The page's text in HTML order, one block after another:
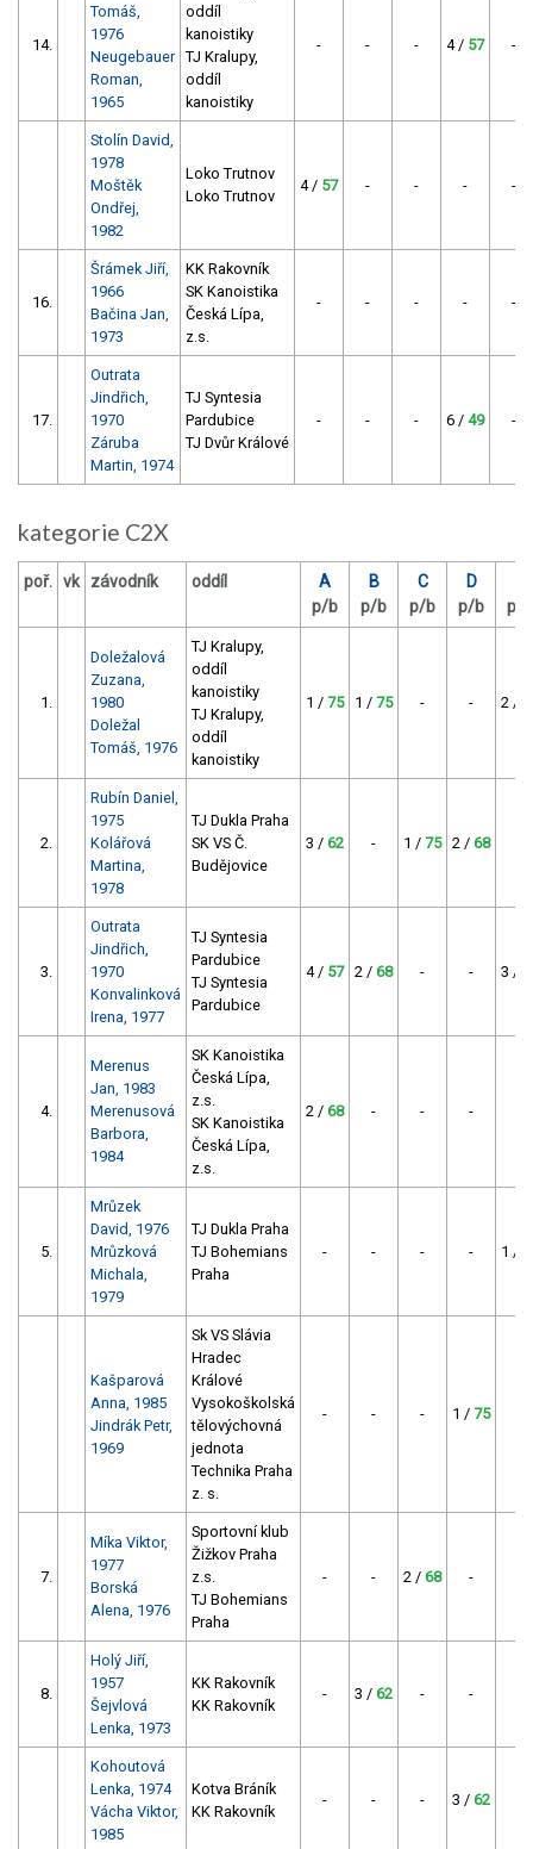
14.
Tomáš,
1976
Neugebauer
Roman,
1965
oddíl
kanoistiky
TJ Kralupy,
oddíl
kanoistiky
- - - 4 / 57 -
Stolín David,
1978
Moštěk
Ondřej,
1982
Loko Trutnov
Loko Trutnov
4 / 57 - - - -
16.
Šrámek Jiří,
1966
Bačina Jan,
1973
KK Rakovník
SK Kanoistika
Česká Lípa,
z.s.
- - - - -
17.
Outrata
Jindřich,
1970
Záruba
Martin, 1974
TJ Syntesia
Pardubice
TJ Dvůr Králové
- - - 6 / 49 -
kategorie C2X
poř. vk závodník oddíl
A
p/b
B
p/b
C
p/b
D
p/b
p/b
1.
Doležalová
Zuzana,
1980
Doležal
Tomáš, 1976
TJ Kralupy,
oddíl
kanoistiky
TJ Kralupy,
oddíl
kanoistiky
1 / 75 1 / 75 - - 2 /
2.
Rubín Daniel,
1975
Kolářová
Martina,
1978
TJ Dukla Praha
SK VS Č.
Budějovice
3 / 62 - 1 / 75 2 / 68
3.
Outrata
Jindřich,
1970
Konvalinková
Irena, 1977
TJ Syntesia
Pardubice
TJ Syntesia
Pardubice
4 / 57 2 / 68 - - 3 /
4.
Merenus
Jan, 1983
Merenusová
Barbora,
1984
SK Kanoistika
Česká Lípa,
z.s.
SK Kanoistika
Česká Lípa,
z.s.
2 / 68 - - -
5.
Mrůzek
David, 1976
Mrůzková
Michala,
1979
TJ Dukla Praha
TJ Bohemians
Praha
- - - - 1 /
Kašparová
Anna, 1985
Jindrák Petr,
1969
Sk VS Slávia
Hradec
Králové
Vysokoškolská
tělovýchovná
jednota
Technika Praha
z. s.
- - - 1 / 75
7.
Míka Viktor,
1977
Borská
Alena, 1976
Sportovní klub
Žižkov Praha
z.s.
TJ Bohemians
Praha
- - 2 / 68 -
8.
Holý Jiří,
1957
Šejvlová
Lenka, 1973
KK Rakovník
KK Rakovník
- 3 / 62 - -
Kohoutová
Lenka, 1974
Vácha Viktor,
1985
Kotva Bráník
KK Rakovník
- - - 3 / 62